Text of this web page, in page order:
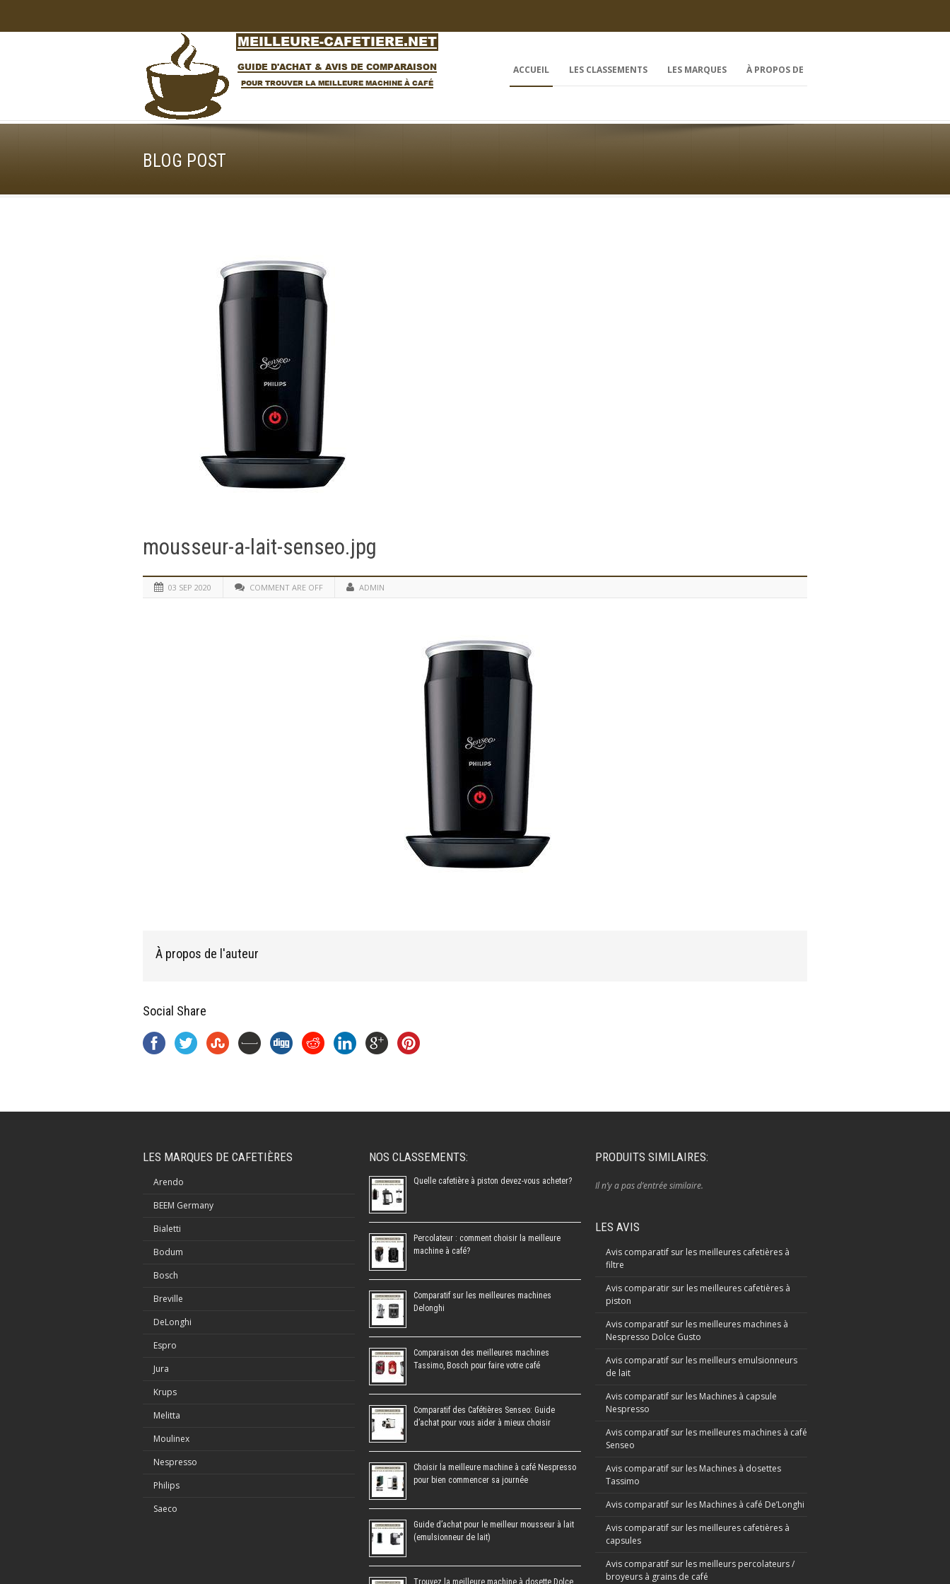
ACCUEIL LES CLASSEMENTS LES MARQUES À PROPOS DE
BLOG POST
mousseur-a-lait-senseo.jpg
03 SEP 2020 COMMENT ARE OFF ADMIN
À propos de l'auteur
Social Share
LES MARQUES DE CAFETIÈRES
Arendo
BEEM Germany
Bialetti
Bodum
Bosch
Breville
DeLonghi
Espro
Jura
Krups
Melitta
Moulinex
Nespresso
Philips
Saeco
NOS CLASSEMENTS:
Quelle cafetière à piston devez-vous acheter?
Percolateur : comment choisir la meilleure
machine à café?
Comparatif sur les meilleures machines
Delonghi
Comparaison des meilleures machines
Tassimo, Bosch pour faire votre café
Comparatif des Cafétières Senseo: Guide
d’achat pour vous aider à mieux choisir
Choisir la meilleure machine à café Nespresso
pour bien commencer sa journée
Guide d’achat pour le meilleur mousseur à lait
(emulsionneur de lait)
Trouvez la meilleure machine à dosette Dolce
PRODUITS SIMILAIRES:
Il n’y a pas d’entrée similaire.
LES AVIS
Avis comparatif sur les meilleures cafetières à
filtre
Avis comparatir sur les meilleures cafetières à
piston
Avis comparatif sur les meilleures machines à
Nespresso Dolce Gusto
Avis comparatif sur les meilleurs emulsionneurs
de lait
Avis comparatif sur les Machines à capsule
Nespresso
Avis comparatif sur les meilleures machines à café
Senseo
Avis comparatif sur les Machines à dosettes
Tassimo
Avis comparatif sur les Machines à café De’Longhi
Avis comparatif sur les meilleures cafetières à
capsules
Avis comparatif sur les meilleurs percolateurs /
broyeurs à grains de café